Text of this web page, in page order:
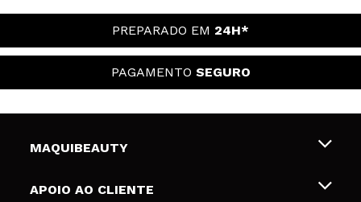
PREPARADO EM 24H*
PAGAMENTO SEGURO
MAQUIBEAUTY
Sobre nós
APOIO AO CLIENTE